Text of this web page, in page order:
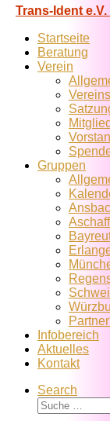
Trans-Ident e.V.
Startseite
Beratung
Verein
Gruppen
Infobereich
Aktuelles
Kontakt
Search
Suche